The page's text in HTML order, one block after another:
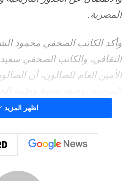
المصرية.
وأكد الكاتب الصحفي محمود
الثقافي، والكاتب الصحفي
الأمين العام للصالون، أن
تسهم في تعزيز الوعي العام
الجامعة التي لا تقف عند حدود
إلى الفكر الاستراتيجي والأمن
والتعليم وقضايا المجتمع والهوية.
اظهر المزيد